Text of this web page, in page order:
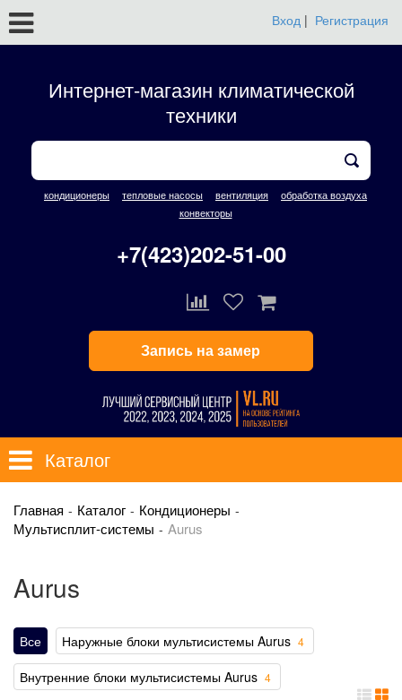
Вход | Регистрация
Интернет-магазин климатической
техники
кондиционеры тепловые насосы вентиляция
обработка воздуха
конвекторы
+7(423)202-51-00
Запись на замер
Каталог
Главная Каталог
Кондиционеры
Мультисплит-системы
Aurus
Aurus
Все Наружные блоки мультисистемы Aurus 4
Внутренние блоки мультисистемы Aurus 4